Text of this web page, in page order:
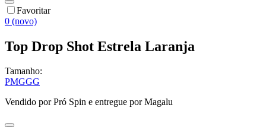
Favoritar
0 (novo)
Top Drop Shot Estrela Laranja
Tamanho:
PMGGG
Vendido porPró Spin e entregue por Magalu